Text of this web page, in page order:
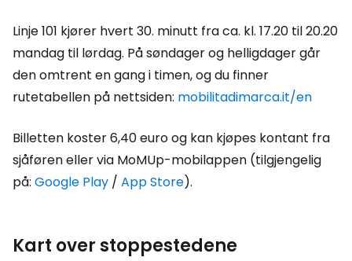
Linje 101 kjører hvert 30. minutt fra ca. kl. 17.20 til 20.20
mandag til lørdag. På søndager og helligdager går
den omtrent en gang i timen, og du finner
rutetabellen på nettsiden: mobilitadimarca.it/en
Billetten koster 6,40 euro og kan kjøpes kontant fra
sjåføren eller via MoMUp-mobilappen (tilgjengelig
på: Google Play / App Store).
Kart over stoppestedene